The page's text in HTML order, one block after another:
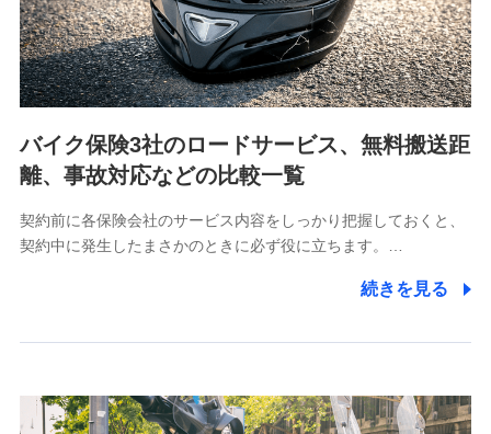
す。
個人データの共同利用
当社は株式会社NTTドコモとの間で、以下のとおり個
【共同して利用される利用データの項目】
取得した、以下の情報などの個人データ
氏名、電話番号、メールアドレス、お客さまの識別子、属
当社又は株式会社NTTドコモが提供する各種サービスなどの
ご契約・ご利用などに関する情報。例として、当社又は株式
バイク保険3社のロードサービス、無料搬送距
離、事故対応などの比較一覧
契約前に各保険会社のサービス内容をしっかり把握しておくと、
契約中に発生したまさかのときに必ず役に立ちます。…
続きを見る